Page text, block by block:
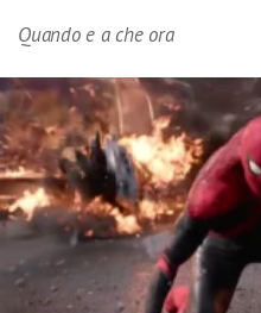
Quando e a che ora